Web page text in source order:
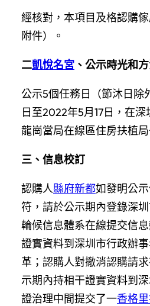
經核對，本項目及格認購
附件）。
二凱悅名宮 、公示時光和
公示5個任務日（節沐日除
日至2022年5月17日，在深
龍崗當局在線區住房扶植
三、信息校訂
認購人縣府新都如發明公
符，請於公示期內登錄深
輪候信息體系在線提交信
證實資料到深圳市行政辦
革；認購人對撤消認購請
示期內持相干證實資料到
證治理中間提交了一香格